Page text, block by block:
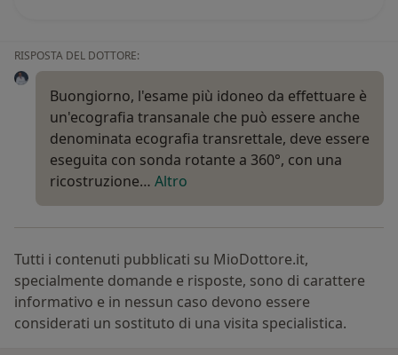
RISPOSTA DEL DOTTORE:
Buongiorno, l'esame più idoneo da effettuare è
un'ecografia transanale che può essere anche
denominata ecografia transrettale, deve essere
eseguita con sonda rotante a 360°, con una
ricostruzione… Altro
Tutti i contenuti pubblicati su MioDottore.it,
specialmente domande e risposte, sono di carattere
informativo e in nessun caso devono essere
considerati un sostituto di una visita specialistica.